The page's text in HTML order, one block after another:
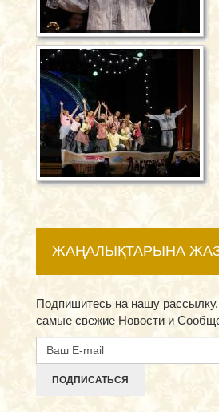
ЖАҢАЛЫҚТАРЫНА
Подпишитесь на нашу
самые свежие Новости и
ПОДПИСАТЬСЯ